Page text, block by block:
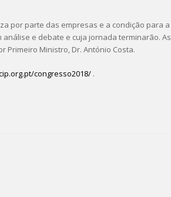
por parte das empresas e a condição para a
e debate e cuja jornada terminarão. As
Primeiro Ministro, Dr. António Costa.
congresso2018/ .